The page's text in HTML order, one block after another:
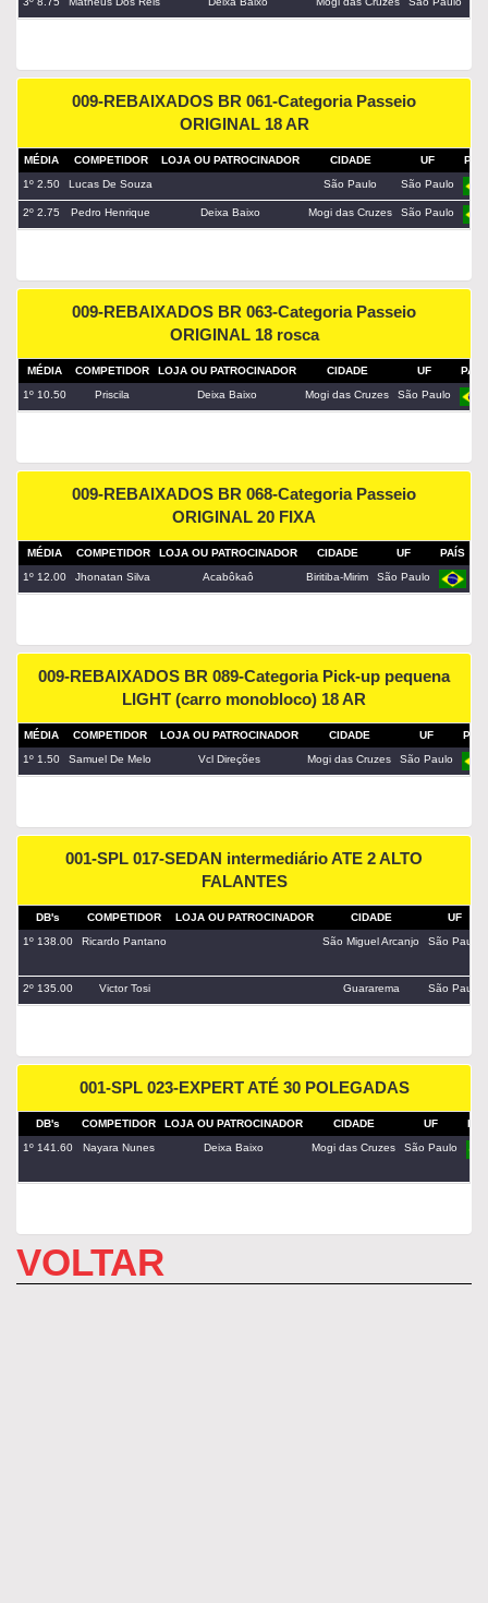
009-REBAIXADOS BR 061-Categoria Passeio
ORIGINAL 18 AR
MÉDIA COMPETIDOR LOJA OU PATROCINADOR CIDADE UF
PAÍS
1º 2.50
Lucas De Souza São Paulo São Paulo
2º 2.75 Pedro Henrique Deixa Baixo Mogi das Cruzes São Paulo
009-REBAIXADOS BR 063-Categoria Passeio
ORIGINAL 18 rosca
MÉDIA COMPETIDOR LOJA OU PATROCINADOR CIDADE UF
PAÍS
1º 10.50
Priscila Deixa Baixo Mogi das Cruzes São Paulo
009-REBAIXADOS BR 068-Categoria Passeio
ORIGINAL 20 FIXA
MÉDIA COMPETIDOR LOJA OU PATROCINADOR CIDADE UF PAÍS
1º 12.00
Jhonatan Silva Acabôkaô Biritiba-Mirim São Paulo
009-REBAIXADOS BR 089-Categoria Pick-up pequena
LIGHT (carro monobloco) 18 AR
MÉDIA COMPETIDOR LOJA OU PATROCINADOR CIDADE UF
PAÍS
1º 1.50
Samuel De Melo Vcl Direções Mogi das Cruzes São Paulo
001-SPL 017-SEDAN intermediário ATE 2 ALTO
FALANTES
DB's COMPETIDOR LOJA OU PATROCINADOR CIDADE
UF
1º 138.00
Ricardo Pantano São Miguel Arcanjo São Paulo
2º 135.00 Victor Tosi Guararema São Paulo
001-SPL 023-EXPERT ATÉ 30 POLEGADAS
DB's COMPETIDOR LOJA OU PATROCINADOR CIDADE UF
1º 141.60
Nayara Nunes Deixa Baixo Mogi das Cruzes São Paulo
VOLTAR